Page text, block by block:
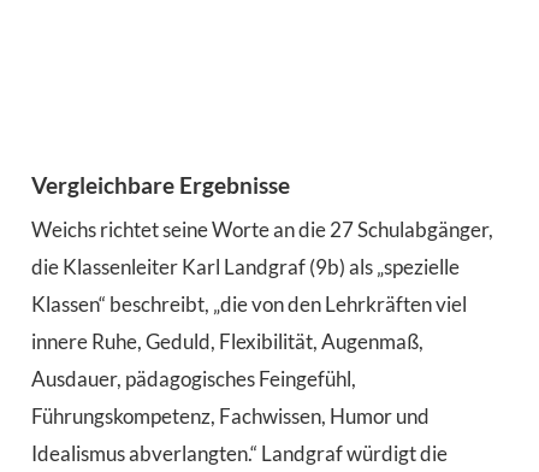
Vergleichbare Ergebnisse
Weichs richtet seine Worte an die 27 Schulabgänger,
die Klassenleiter Karl Landgraf (9b) als „spezielle
Klassen“ beschreibt, „die von den Lehrkräften viel
innere Ruhe, Geduld, Flexibilität, Augenmaß,
Ausdauer, pädagogisches Feingefühl,
Führungskompetenz, Fachwissen, Humor und
Idealismus abverlangten.“ Landgraf würdigt die